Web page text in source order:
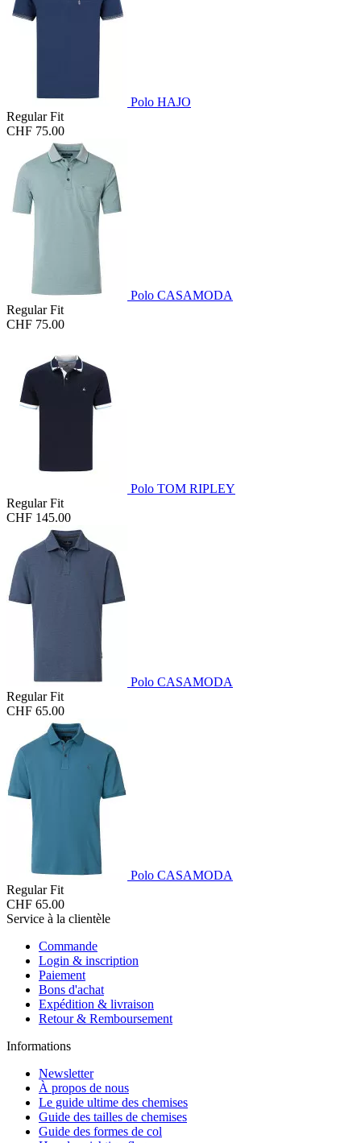
Polo HAJO
Regular Fit
CHF 75.00
Polo CASAMODA
Regular Fit
CHF 75.00
Polo TOM RIPLEY
Regular Fit
CHF 145.00
Polo CASAMODA
Regular Fit
CHF 65.00
Polo CASAMODA
Regular Fit
CHF 65.00
Service à la clientèle
Commande
Login & inscription
Paiement
Bons d'achat
Expédition & livraison
Retour & Remboursement
Informations
Newsletter
À propos de nous
Le guide ultime des chemises
Guide des tailles de chemises
Guide des formes de col